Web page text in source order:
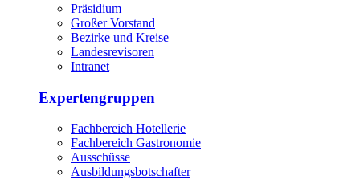
Präsidium
Großer Vorstand
Bezirke und Kreise
Landesrevisoren
Intranet
Expertengruppen
Fachbereich Hotellerie
Fachbereich Gastronomie
Ausschüsse
Ausbildungsbotschafter